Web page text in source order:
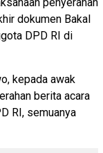
dokumen Bakal
DPD RI di
kepada awak
berita acara
RI, semuanya